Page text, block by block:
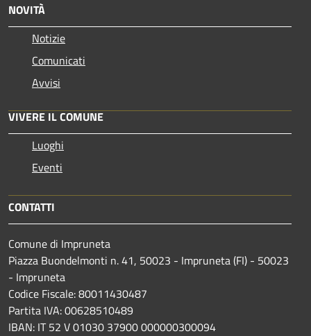
NOVITÀ
Notizie
Comunicati
Avvisi
VIVERE IL COMUNE
Luoghi
Eventi
CONTATTI
Comune di Impruneta
Piazza Buondelmonti n. 41, 50023 - Impruneta (FI) - 50023
- Impruneta
Codice Fiscale: 80011430487
Partita IVA: 00628510489
IBAN: IT 52 V 01030 37900 000000300094